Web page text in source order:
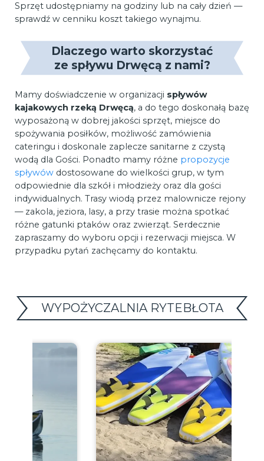
Sprzęt udostępniamy na godziny lub na cały dzień —
sprawdź w cenniku koszt takiego wynajmu.
Dlaczego warto skorzystać
ze spływu Drwęcą z nami?
Mamy doświadczenie w organizacji spływów
kajakowych rzeką Drwęcą, a do tego doskonałą bazę
wyposażoną w dobrej jakości sprzęt, miejsce do
spożywania posiłków, możliwość zamówienia
cateringu i doskonale zaplecze sanitarne z czystą
wodą dla Gości. Ponadto mamy różne propozycje
spływów dostosowane do wielkości grup, w tym
odpowiednie dla szkół i młodzieży oraz dla gości
indywidualnych. Trasy wiodą przez malownicze rejony
— zakola, jeziora, lasy, a przy trasie można spotkać
różne gatunki ptaków oraz zwierząt. Serdecznie
zapraszamy do wyboru opcji i rezerwacji miejsca. W
przypadku pytań zachęcamy do kontaktu.
WYPOŻYCZALNIA RYTEBŁOTA